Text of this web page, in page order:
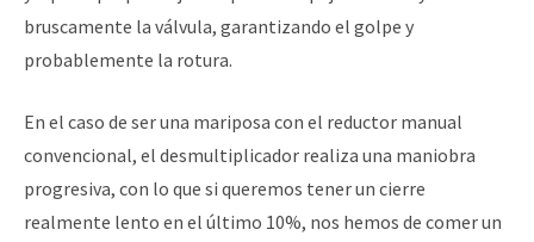
bruscamente la válvula, garantizando el golpe y
probablemente la rotura.
En el caso de ser una mariposa con el reductor manual
convencional, el desmultiplicador realiza una maniobra
progresiva, con lo que si queremos tener un cierre
realmente lento en el último 10%, nos hemos de comer un